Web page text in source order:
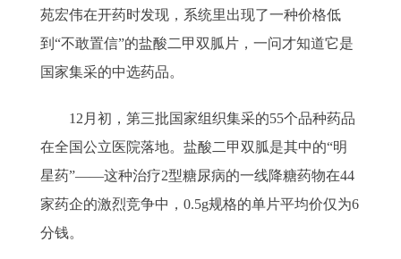
苑宏伟在开药时发现，系统里出现了一种价格低
到“不敢置信”的盐酸二甲双胍片，一问才知道它是
国家集采的中选药品。
12月初，第三批国家组织集采的55个品种药品
在全国公立医院落地。盐酸二甲双胍是其中的“明
星药”——这种治疗2型糖尿病的一线降糖药物在44
家药企的激烈竞争中，0.5g规格的单片平均价仅为6
分钱。